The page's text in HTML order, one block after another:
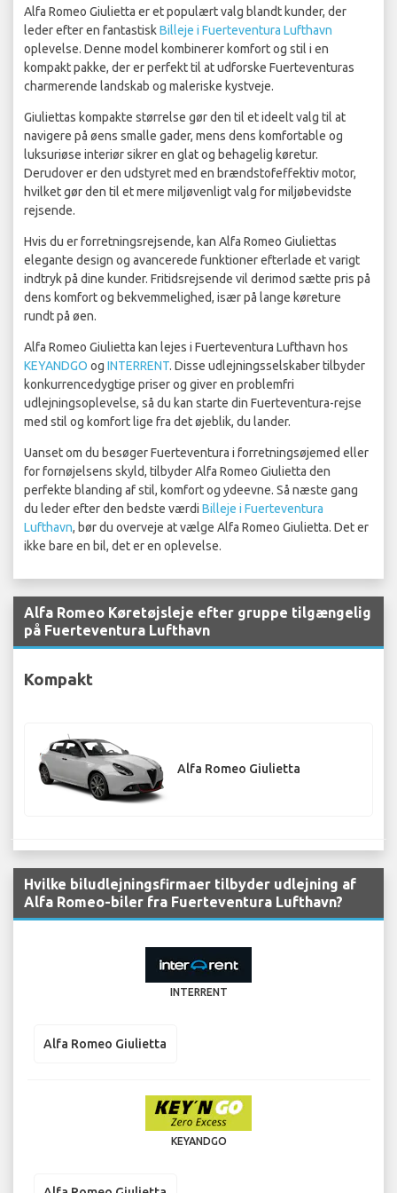
Alfa Romeo Giulietta er et populært valg blandt kunder, der
leder efter en fantastiskBilleje i Fuerteventura Lufthavn
oplevelse. Denne model kombinerer komfort og stil i en
kompakt pakke, der er perfekt til at udforske Fuerteventuras
charmerende landskab og maleriske kystveje.
Giuliettas kompakte størrelse gør den til et ideelt valg til at
navigere på øens smalle gader, mens dens komfortable og
luksuriøse interiør sikrer en glat og behagelig køretur.
Derudover er den udstyret med en brændstofeffektiv motor,
hvilket gør den til et mere miljøvenligt valg for miljøbevidste
rejsende.
Hvis du er forretningsrejsende, kan Alfa Romeo Giuliettas
elegante design og avancerede funktioner efterlade et varigt
indtryk på dine kunder. Fritidsrejsende vil derimod sætte pris på
dens komfort og bekvemmelighed, især på lange køreture
rundt på øen.
Alfa Romeo Giulietta kan lejes i Fuerteventura Lufthavn hos
KEYANDGO og INTERRENT. Disse udlejningsselskaber tilbyder
konkurrencedygtige priser og giver en problemfri
udlejningsoplevelse, så du kan starte din Fuerteventura-rejse
med stil og komfort lige fra det øjeblik, du lander.
Uanset om du besøger Fuerteventura i forretningsøjemed eller
for fornøjelsens skyld, tilbyder Alfa Romeo Giulietta den
perfekte blanding af stil, komfort og ydeevne. Så næste gang
du leder efter den bedste værdi Billeje i Fuerteventura
Lufthavn, bør du overveje at vælge Alfa Romeo Giulietta. Det er
ikke bare en bil, det er en oplevelse.
Alfa Romeo Køretøjsleje efter gruppe tilgængelig
på Fuerteventura Lufthavn
Kompakt
Alfa Romeo Giulietta
Hvilke biludlejningsfirmaer tilbyder udlejning af
Alfa Romeo-biler fra Fuerteventura Lufthavn?
INTERRENT
Alfa Romeo Giulietta
KEYANDGO